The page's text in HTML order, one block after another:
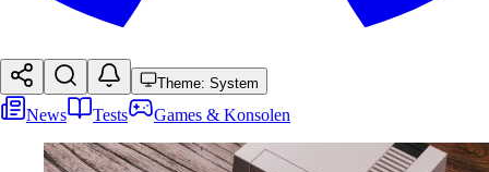
Theme: System
News Tests Games & Konsolen